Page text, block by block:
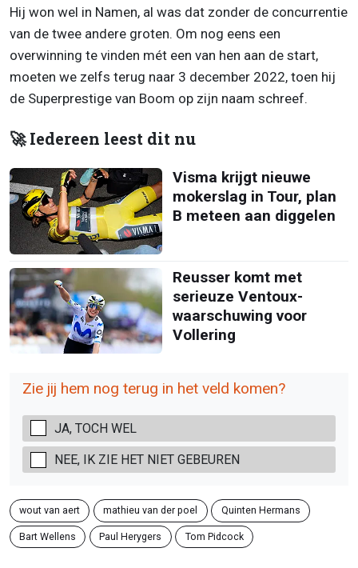
Hij won wel in Namen, al was dat zonder de concurrentie
van de twee andere groten. Om nog eens een
overwinning te vinden mét een van hen aan de start,
moeten we zelfs terug naar 3 december 2022, toen hij
de Superprestige van Boom op zijn naam schreef.
🚀 Iedereen leest dit nu
Visma krijgt nieuwe
mokerslag in Tour, plan
B meteen aan diggelen
Reusser komt met
serieuze Ventoux-
waarschuwing voor
Vollering
Zie jij hem nog terug in het veld komen?
JA, TOCH WEL
NEE, IK ZIE HET NIET GEBEUREN
wout van aert mathieu van der poel Quinten Hermans
Bart Wellens Paul Herygers Tom Pidcock